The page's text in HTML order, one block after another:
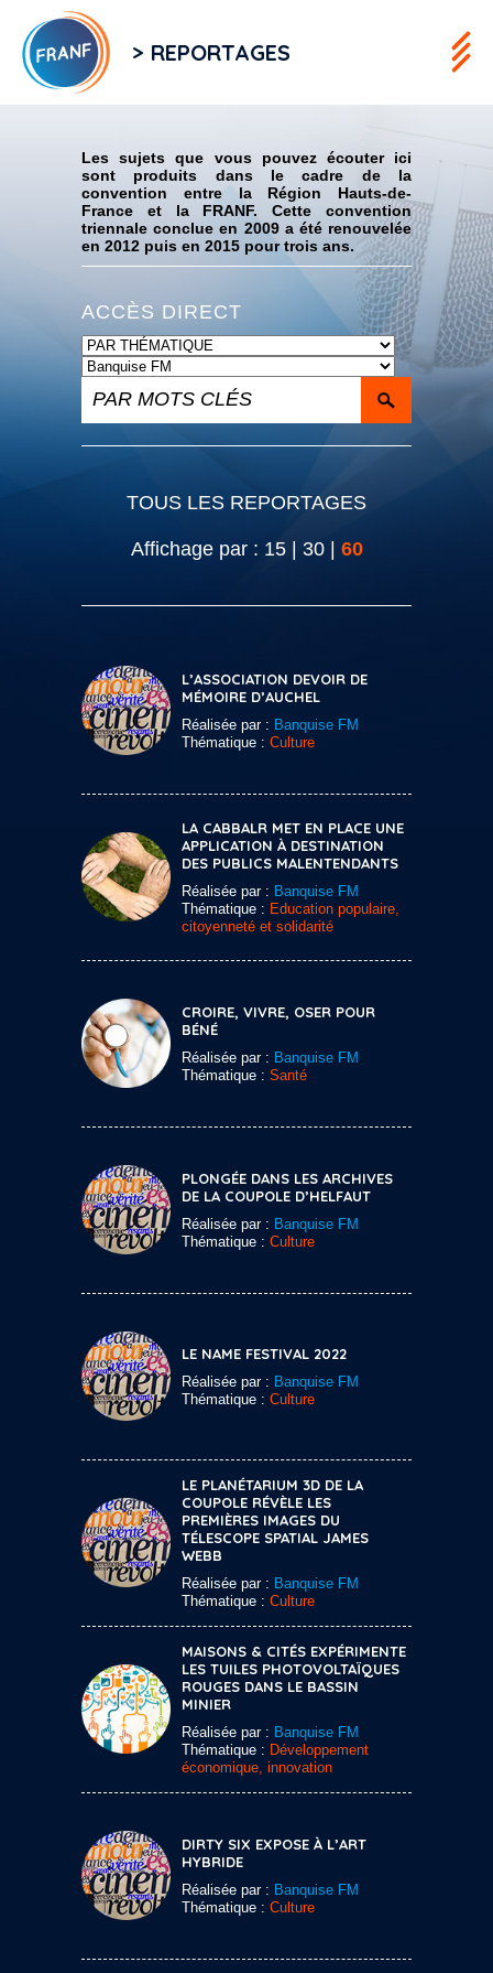
> REPORTAGES
Les sujets que vous pouvez écouter ici
sont produits dans le cadre de la
convention entre la Région Hauts-de-
France et la FRANF. Cette convention
triennale conclue en 2009 a été renouvelée
en 2012 puis en 2015 pour trois ans.
ACCÈS DIRECT
TOUS LES REPORTAGES
Affichage par : 15| 30| 60
L’ASSOCIATION DEVOIR DE
MÉMOIRE D’AUCHEL
Réalisée par : Banquise FM
Thématique : Culture
LA CABBALR MET EN PLACE UNE
APPLICATION À DESTINATION
DES PUBLICS MALENTENDANTS
Réalisée par : Banquise FM
Thématique : Education populaire,
citoyenneté et solidarité
CROIRE, VIVRE, OSER POUR
BÉNÉ
Réalisée par : Banquise FM
Thématique : Santé
PLONGÉE DANS LES ARCHIVES
DE LA COUPOLE D’HELFAUT
Réalisée par : Banquise FM
Thématique : Culture
LE NAME FESTIVAL 2022
Réalisée par : Banquise FM
Thématique : Culture
LE PLANÉTARIUM 3D DE LA
COUPOLE RÉVÈLE LES
PREMIÈRES IMAGES DU
TÉLESCOPE SPATIAL JAMES
WEBB
Réalisée par : Banquise FM
Thématique : Culture
MAISONS & CITÉS EXPÉRIMENTE
LES TUILES PHOTOVOLTAÏQUES
ROUGES DANS LE BASSIN
MINIER
Réalisée par : Banquise FM
Thématique : Développement
économique, innovation
DIRTY SIX EXPOSE À L’ART
HYBRIDE
Réalisée par : Banquise FM
Thématique : Culture